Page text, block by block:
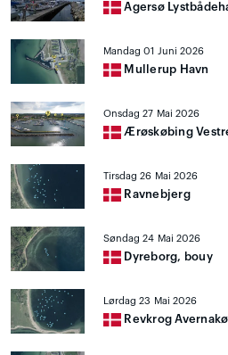
Agersø
Mandag 01 Juni 2026
Mullerup Havn
Onsdag 27 Mai 2026
Ærøskøbing
Tirsdag 26 Mai 2026
Ravnebjerg
Søndag 24 Mai 2026
Dyreborg, bouy
Lørdag 23 Mai 2026
Revkrog